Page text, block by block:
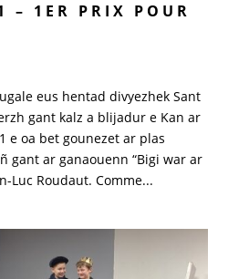
– 1ER PRIX POUR
eus hentad divyezhek Sant
gant kalz a blijadur e Kan ar
1 e oa bet gounezet ar plas
gant ar ganaouenn “Bigi war ar
Luc Roudaut. Comme...